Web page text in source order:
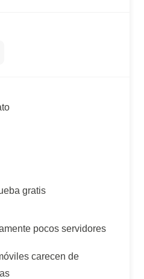
gratis
pocos servidores
carecen de